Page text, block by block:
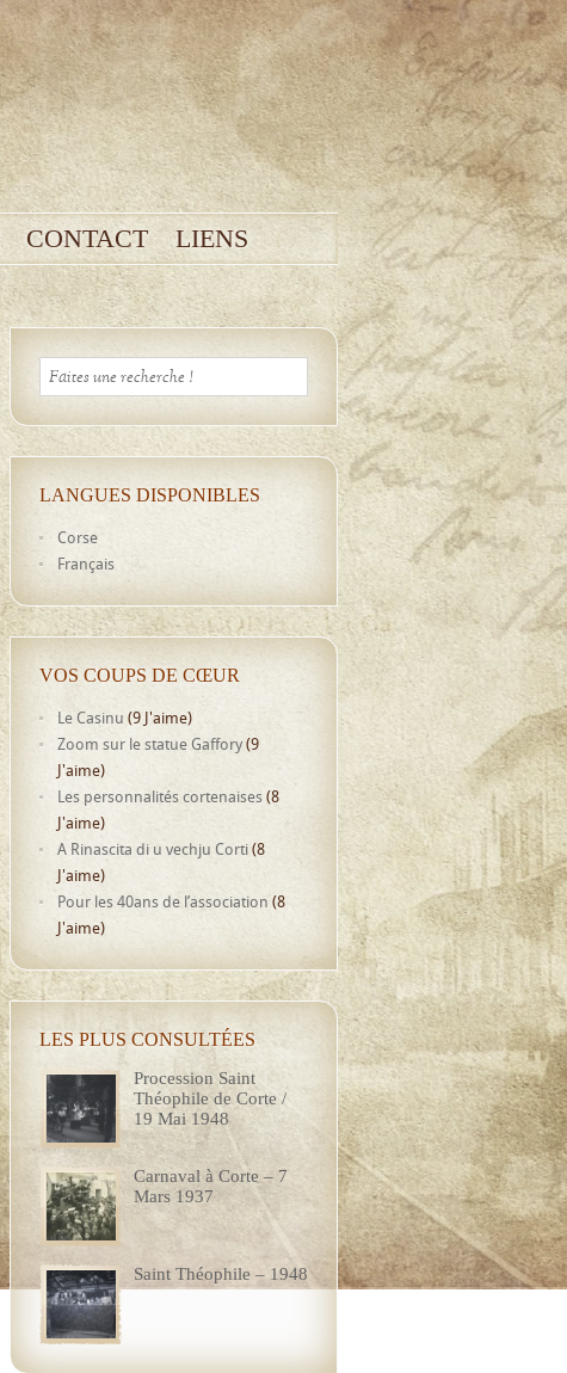
CONTACT LIENS
LANGUES DISPONIBLES
Corse
Français
VOS COUPS DE CŒUR
Le Casinu (9 J'aime)
Zoom sur le statue Gaffory(9
J'aime)
Les personnalités cortenaises(8
J'aime)
A Rinascita di u vechju Corti(8
J'aime)
Pour les 40ans de l’association (8
J'aime)
LES PLUS CONSULTÉES
Procession Saint
Théophile de Corte /
19 Mai 1948
Carnaval à Corte – 7
Mars 1937
Saint Théophile – 1948